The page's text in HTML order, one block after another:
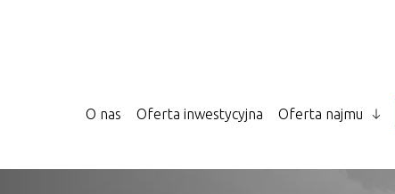
O nas Oferta inwestycyjna Oferta najmu